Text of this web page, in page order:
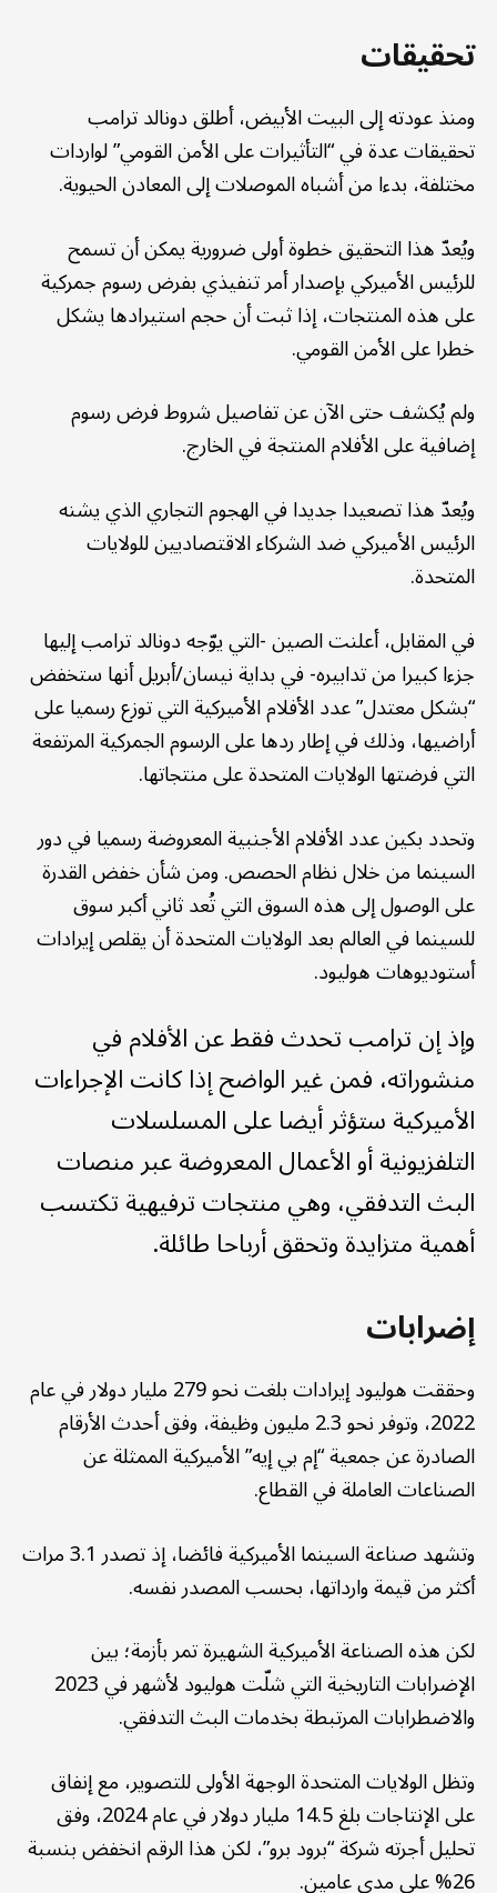
تحقيقات
ومنذ عودته إلى البيت الأبيض، أطلق دونالد ترامب
تحقيقات عدة في “التأثيرات على الأمن القومي” لواردات
مختلفة، بدءا من أشباه الموصلات إلى المعادن الحيوية.
ويُعدّ هذا التحقيق خطوة أولى ضرورية يمكن أن تسمح
للرئيس الأميركي بإصدار أمر تنفيذي بفرض رسوم جمركية
على هذه المنتجات، إذا ثبت أن حجم استيرادها يشكل
خطرا على الأمن القومي.
ولم يُكشف حتى الآن عن تفاصيل شروط فرض رسوم
إضافية على الأفلام المنتجة في الخارج.
ويُعدّ هذا تصعيدا جديدا في الهجوم التجاري الذي يشنه
الرئيس الأميركي ضد الشركاء الاقتصاديين للولايات
المتحدة.
في المقابل، أعلنت الصين -التي يوّجه دونالد ترامب إليها
جزءا كبيرا من تدابيره- في بداية نيسان/أبريل أنها ستخفض
“بشكل معتدل” عدد الأفلام الأميركية التي توزع رسميا على
أراضيها، وذلك في إطار ردها على الرسوم الجمركية المرتفعة
التي فرضتها الولايات المتحدة على منتجاتها.
وتحدد بكين عدد الأفلام الأجنبية المعروضة رسميا في دور
السينما من خلال نظام الحصص. ومن شأن خفض القدرة
على الوصول إلى هذه السوق التي تُعد ثاني أكبر سوق
للسينما في العالم بعد الولايات المتحدة أن يقلص إيرادات
أستوديوهات هوليود.
وإذ إن ترامب تحدث فقط عن الأفلام في
منشوراته، فمن غير الواضح إذا كانت الإجراءات
الأميركية ستؤثر أيضا على المسلسلات
التلفزيونية أو الأعمال المعروضة عبر منصات
البث التدفقي، وهي منتجات ترفيهية تكتسب
أهمية متزايدة وتحقق أرباحا طائلة.
إضرابات
وحققت هوليود إيرادات بلغت نحو 279 مليار دولار في عام
2022، وتوفر نحو 2.3 مليون وظيفة، وفق أحدث الأرقام
الصادرة عن جمعية “إم بي إيه” الأميركية الممثلة عن
الصناعات العاملة في القطاع.
وتشهد صناعة السينما الأميركية فائضا، إذ تصدر 3.1 مرات
أكثر من قيمة وارداتها، بحسب المصدر نفسه.
لكن هذه الصناعة الأميركية الشهيرة تمر بأزمة؛ بين
الإضرابات التاريخية التي شلّت هوليود لأشهر في 2023
والاضطرابات المرتبطة بخدمات البث التدفقي.
وتظل الولايات المتحدة الوجهة الأولى للتصوير، مع إنفاق
على الإنتاجات بلغ 14.5 مليار دولار في عام 2024، وفق
تحليل أجرته شركة “برود برو”، لكن هذا الرقم انخفض بنسبة
26% على مدى عامين.